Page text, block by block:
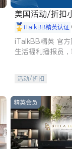
美国活动/折扣
iTalkBB精英认证
iTalkBB精英 官
生活福利播报员
活动/折扣
精英会员